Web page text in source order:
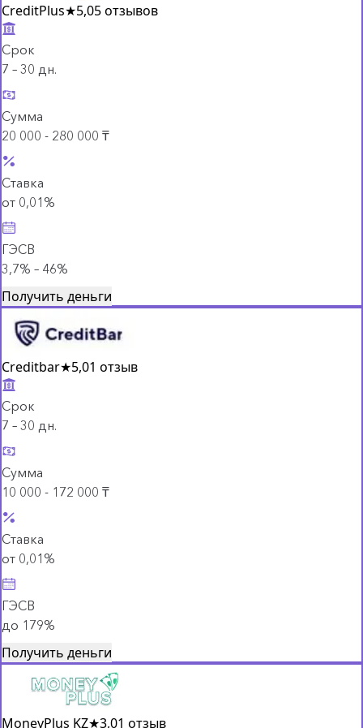
CreditPlus★5,05 отзывов
Срок
7 – 30 дн.
Сумма
20 000 - 280 000 ₸
Ставка
от 0,01%
ГЭСВ
3,7% – 46%
Получить деньги
Creditbar★5,01 отзыв
Срок
7 – 30 дн.
Сумма
10 000 - 172 000 ₸
Ставка
от 0,01%
ГЭСВ
до 179%
Получить деньги
MoneyPlus KZ★3,01 отзыв